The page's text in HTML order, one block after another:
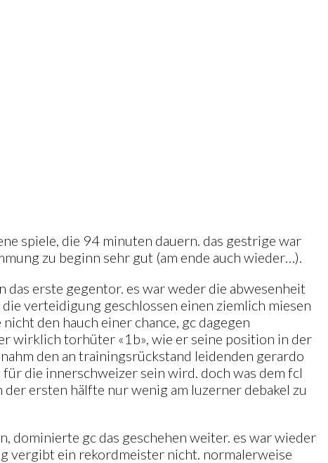
spiele, die 94 minuten dauern. das gestrige war
zu beginn sehr gut (am ende auch wieder…).
erste gegentor. es war weder die abwesenheit
verteidigung geschlossen einen ziemlich miesen
den hauch einer chance, gc dagegen
wirklich torhüter «1b», wie er seine position in der
den an trainingsrückstand leidenden gerardo
die innerschweizer sein wird. doch was dem fcl
ersten hälfte nur wenig am luzerner debakel zu
gc das geschehen weiter. es war wieder
vergibt ein rekordmeister nicht. normalerweise